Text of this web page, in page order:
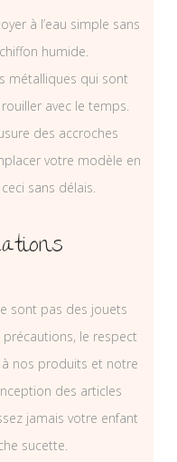
à l’eau simple sans
humide.
métalliques qui sont
avec le temps.
des accroches
votre modèle en
sans délais.
sont pas des jouets
le respect
nos produits et notre
des articles
jamais votre enfant
sucette.